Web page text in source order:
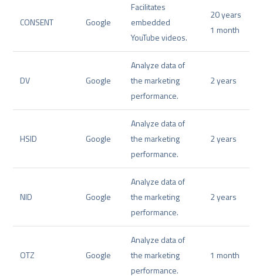
CONSENT Google
Facilitates
embedded
YouTube videos.
20 years
1 month
DV Google
Analyze data of
the marketing
performance.
2 years
HSID Google
Analyze data of
the marketing
performance.
2 years
NID Google
Analyze data of
the marketing
performance.
2 years
OTZ Google
Analyze data of
the marketing
performance.
1 month